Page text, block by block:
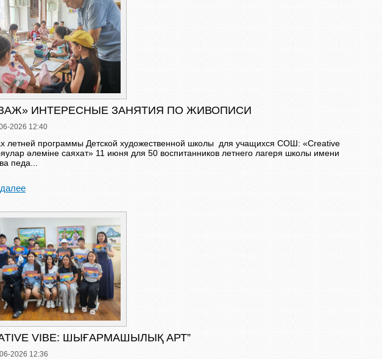
ИНТЕРЕСНЫЕ ЗАНЯТИЯ ПО ЖИВОПИСИ
2026 12:40
летней программы Детской художественной школы для учащихся СОШ: «Creative
әлеміне саяхат» 11 июня для 50 воспитанников летнего лагеря школы имени
педа...
VIBE: ШЫҒАРМАШЫЛЫҚ АРТ”
2026 12:36